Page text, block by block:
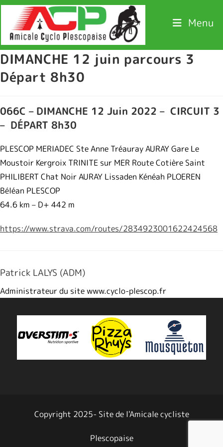
Menu
DIMANCHE 12 juin parcours 3
Départ 8h30
066C – DIMANCHE 12 Juin 2022 – CIRCUIT 3
– DÉPART 8h30
PLESCOP MERIADEC Ste Anne Tréauray AURAY Gare Le
Moustoir Kergroix TRINITE sur MER Route Cotière Saint
PHILIBERT Chat Noir AURAY Lissaden Kénéah PLOEREN
Béléan PLESCOP
64.6 km – D+ 442 m
https://www.strava.com/routes/2834923001622424568
Patrick LALYS (ADM)
Administrateur du site www.cyclo-plescop.fr
Copyright 2025- Site de l'Amicale cycliste
Plescopaise